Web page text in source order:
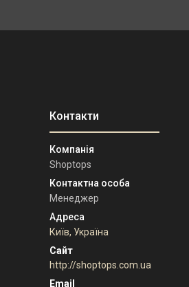
Shoptops
Менеджер
Київ, Україна
http://shoptops.com.ua